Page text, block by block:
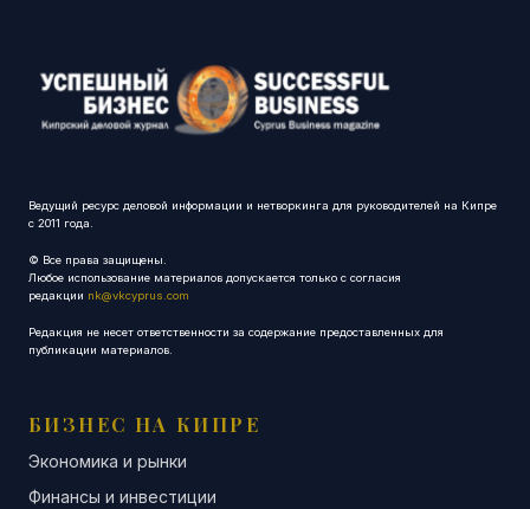
Ведущий ресурс деловой информации и нетворкинга для руководителей на Кипре
с 2011 года.
© Все права защищены.
Любое использование материалов допускается только с согласия
редакции nk@vkcyprus.com
Редакция не несет ответственности за содержание предоставленных для
публикации материалов.
БИЗНЕС НА КИПРЕ
Экономика и рынки
Финансы и инвестиции